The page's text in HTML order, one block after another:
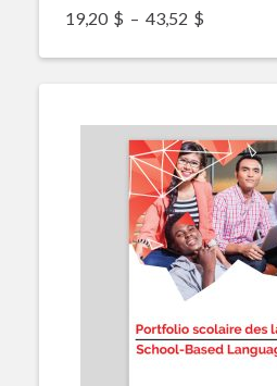
19,20 $ – 43,52 $